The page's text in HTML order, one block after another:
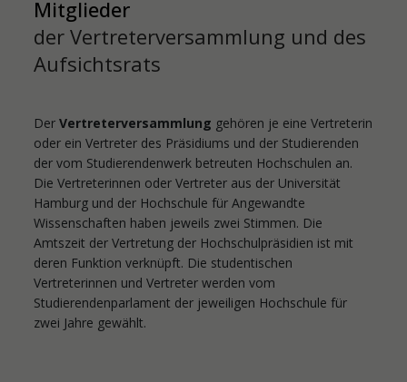
Mitglieder
der Vertreterversammlung und des
Aufsichtsrats
DerVertreterversammlung gehören je eine Vertreterin
oder ein Vertreter des Präsidiums und der Studierenden
der vom Studierendenwerk betreuten Hochschulen an.
Die Vertreterinnen oder Vertreter aus der Universität
Hamburg und der Hochschule für Angewandte
Wissenschaften haben jeweils zwei Stimmen. Die
Amtszeit der Vertretung der Hochschulpräsidien ist mit
deren Funktion verknüpft. Die studentischen
Vertreterinnen und Vertreter werden vom
Studierendenparlament der jeweiligen Hochschule für
zwei Jahre gewählt.